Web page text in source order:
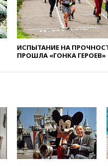
вчера,
в
вчера,
вчера,
сбила
вчера,
ИСПЫТАНИЕ НА
ПРОШЛА «ГОНКА ГЕРОЕВ»